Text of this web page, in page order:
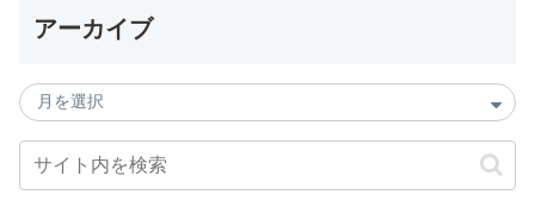
アーカイブ